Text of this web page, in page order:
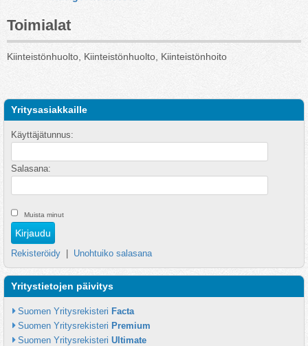
Toimialat
Kiinteistönhuolto, Kiinteistönhuolto, Kiinteistönhoito
Yritysasiakkaille
Käyttäjätunnus:
Salasana:
Muista minut
Rekisteröidy Unohtuiko salasana
Yritystietojen päivitys
Suomen Yritysrekisteri Facta
Suomen Yritysrekisteri Premium
Suomen Yritysrekisteri Ultimate